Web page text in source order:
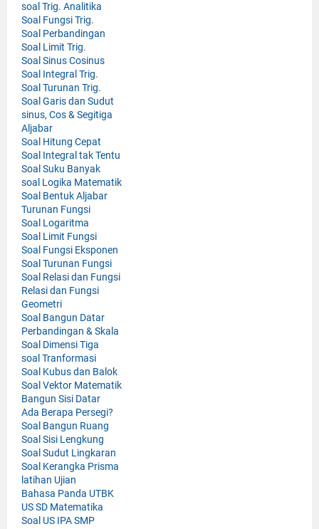
soal Trig. Analitika
Soal Fungsi Trig.
Soal Perbandingan
Soal Limit Trig.
Soal Sinus Cosinus
Soal Integral Trig.
Soal Turunan Trig.
Soal Garis dan Sudut
sinus, Cos & Segitiga
Aljabar
Soal Hitung Cepat
Soal Integral tak Tentu
Soal Suku Banyak
soal Logika Matematik
Soal Bentuk Aljabar
Turunan Fungsi
Soal Logaritma
Soal Limit Fungsi
Soal Fungsi Eksponen
Soal Turunan Fungsi
Soal Relasi dan Fungsi
Relasi dan Fungsi
Geometri
Soal Bangun Datar
Perbandingan & Skala
Soal Dimensi Tiga
soal Tranformasi
Soal Kubus dan Balok
Soal Vektor Matematik
Bangun Sisi Datar
Ada Berapa Persegi?
Soal Bangun Ruang
Soal Sisi Lengkung
Soal Sudut Lingkaran
Soal Kerangka Prisma
latihan Ujian
Bahasa Panda UTBK
US SD Matematika
Soal US IPA SMP